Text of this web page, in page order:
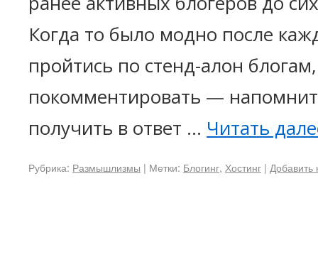
Когда то было модно после
пройтись по стенд-алон блогам,
покомментировать —
получить в ответ … Читать
Рубрика: Размышлизмы | Метки: Блогинг, Хостинг |